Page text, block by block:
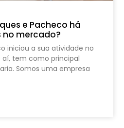
e Pacheco há
no mercado?
iniciou a sua atividade no
aí, tem como principal
Somos uma empresa